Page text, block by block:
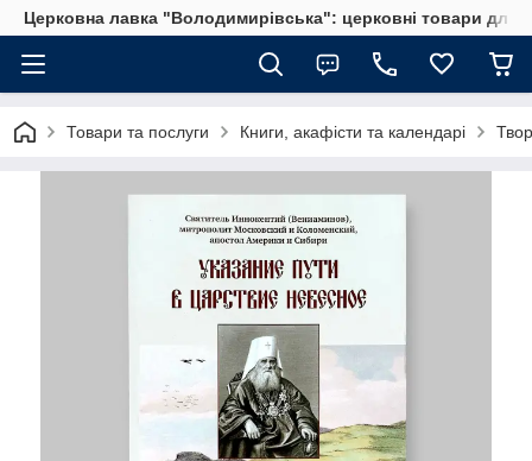
Церковна лавка "Володимирівська": церковні товари для
Товари та послуги Книги, акафісти та календарі